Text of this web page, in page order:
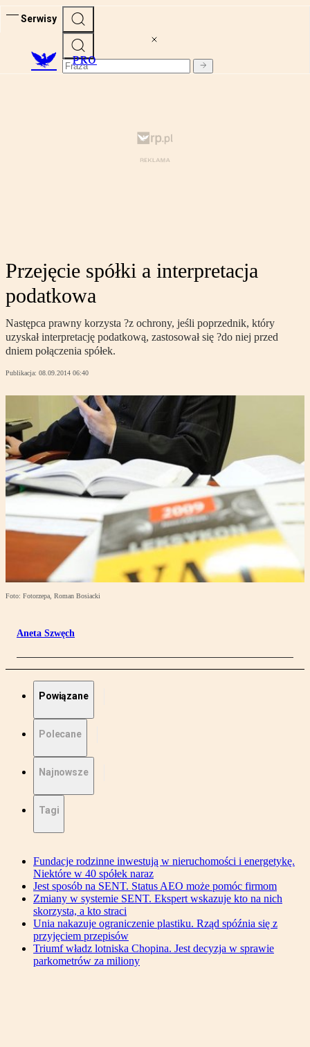
Serwisy
PRO
Przejęcie spółki a interpretacja
podatkowa
Następca prawny korzysta ?z ochrony, jeśli poprzednik, który
uzyskał interpretację podatkową, zastosował się ?do niej przed
dniem połączenia spółek.
Publikacja: 08.09.2014 06:40
Foto: Fotorzepa, Roman Bosiacki
Aneta Szwęch
Powiązane
Polecane
Najnowsze
Tagi
Fundacje rodzinne inwestują w nieruchomości i energetykę.
Niektóre w 40 spółek naraz
Jest sposób na SENT. Status AEO może pomóc firmom
Zmiany w systemie SENT. Ekspert wskazuje kto na nich
skorzysta, a kto straci
Unia nakazuje ograniczenie plastiku. Rząd spóźnia się z
przyjęciem przepisów
Triumf władz lotniska Chopina. Jest decyzja w sprawie
parkometrów za miliony